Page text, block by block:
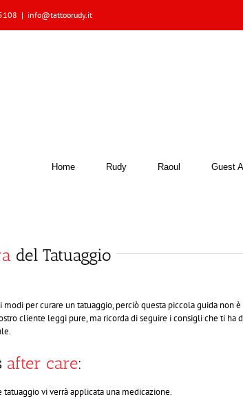
| info@tattoorudy.it
Home Rudy Raoul Guest
del Tatuaggio
modi per curare un tatuaggio, perciò questa piccola guida non
cliente leggi pure, ma ricorda di seguire i consigli che ti
after care:
tatuaggio vi verrà applicata una medicazione.